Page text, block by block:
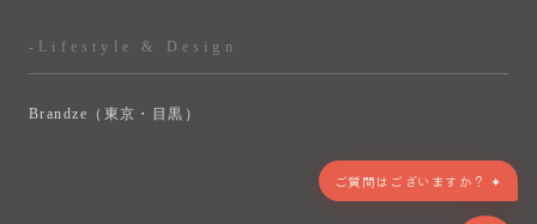
-Lifestyle & Design
Brandze（東京・目黒）
> VIEW MORE